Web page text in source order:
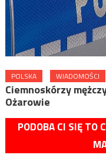
POLSKA WIADOMOŚCI
Ciemnoskórzy
Ożarowie
PODOBA CI SIĘ TO